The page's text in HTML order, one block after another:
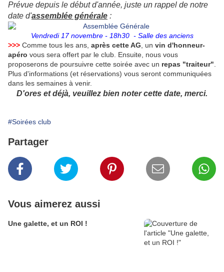
Prévue depuis le début d'année, juste un rappel de notre
date d'assemblée générale :
Vendredi 17 novembre - 18h30 - Salle des anciens
>>> Comme tous les ans, après cette AG , un vin d'honneur-
apéro vous sera offert par le club. Ensuite, nous vous
proposerons de poursuivre cette soirée avec un repas "traiteur"
Plus d'informations (et réservations) vous seront communiquées
dans les semaines à venir.
D'ores et déjà, veuillez bien noter cette date, merci.
#Soirées club
Partager
Vous aimerez aussi
Une galette, et un ROI !